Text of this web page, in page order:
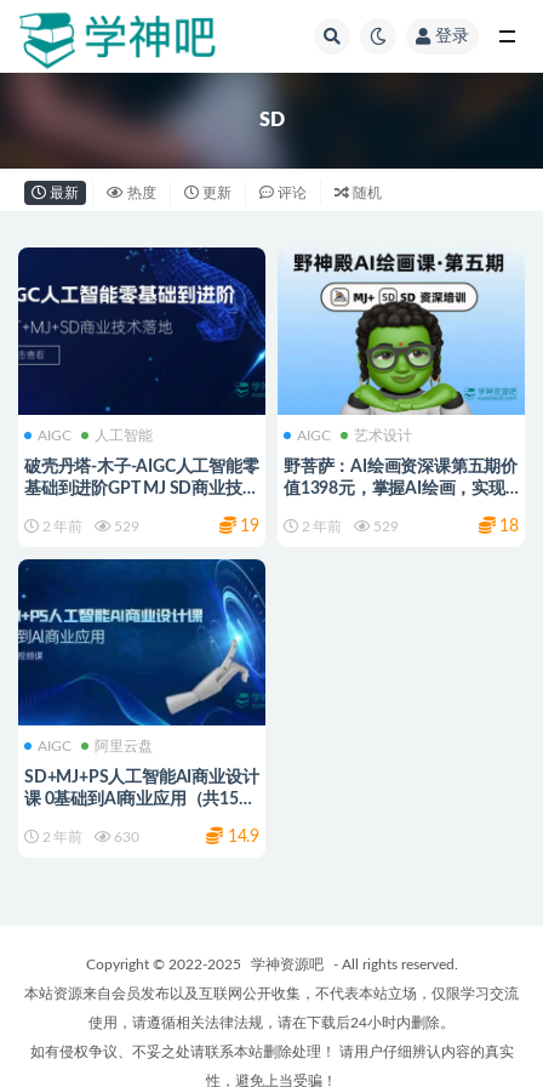
登录
SD
最新 热度 更新 评论 随机
AIGC 人工智能
破壳丹塔-木子-AIGC人工智能零
基础到进阶GPT MJ SD商业技术
2 年前 529 19
AIGC 艺术设计
野菩萨：AI绘画资深课第五期价
值1398元，掌握AI绘画，实现
2 年前 529 18
AIGC 阿里云盘
SD+MJ+PS人工智能AI商业设计
课 0基础到Al商业应用（共152
2 年前 630 14.9
Copyright © 2022-2025 学神资源吧
- All rights reserved.
本站资源来自会员发布以及互联网公开收集，不代表本站立场，仅限学习交流
使用，请遵循相关法律法规，请在下载后24小时内删除。
如有侵权争议、不妥之处请联系本站删除处理！ 请用户仔细辨认内容的真实
性，避免上当受骗！